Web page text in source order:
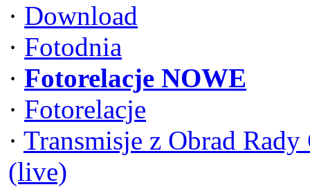
· Download
· Fotodnia
· Fotorelacje NOWE
· Fotorelacje
· Transmisje z Obrad
(live)